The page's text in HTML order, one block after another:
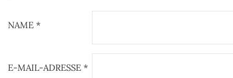
NAME *
E-MAIL-ADRESSE *